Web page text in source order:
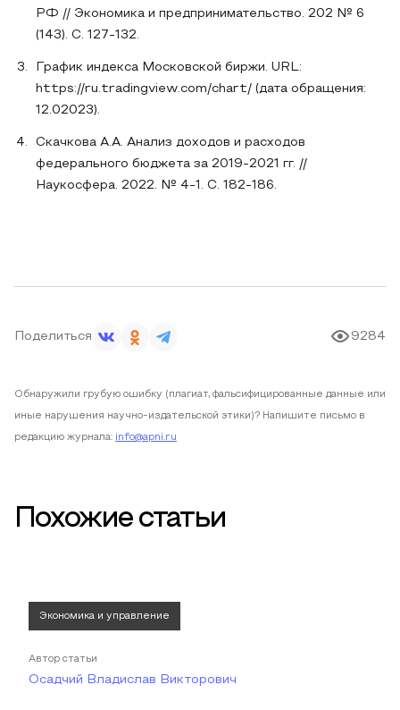
РФ // Экономика и предпринимательство. 202 № 6
(143). С. 127-132.
График индекса Московской биржи. URL:
https://ru.tradingview.com/chart/ (дата обращения:
12.02023).
Скачкова А.А. Анализ доходов и расходов
федерального бюджета за 2019-2021 гг. //
Наукосфера. 2022. № 4-1. С. 182-186.
Поделиться 9284
Обнаружили грубую ошибку (плагиат, фальсифицированные данные или
иные нарушения научно-издательской этики)? Напишите письмо в
редакцию журнала: info@apni.ru
Похожие статьи
Экономика и управление
Автор статьи
Осадчий Владислав Викторович